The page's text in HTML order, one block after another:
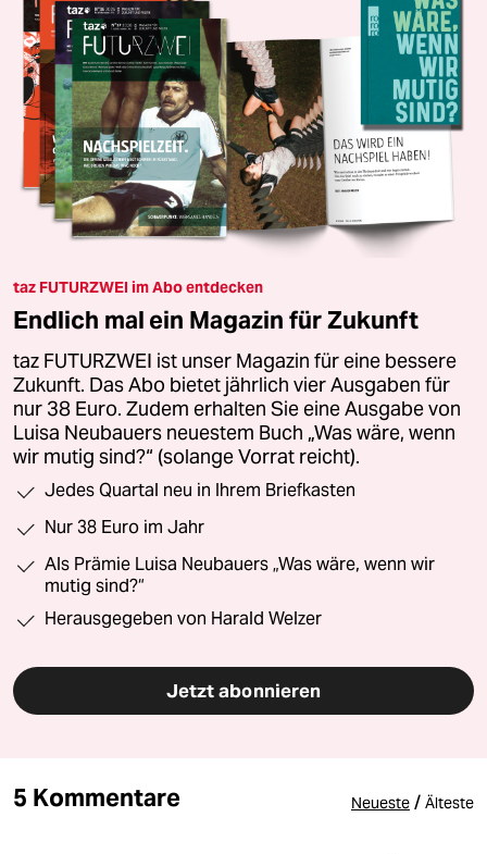
taz FUTURZWEI im Abo entdecken
Endlich mal ein Magazin für Zukunft
taz FUTURZWEI ist unser Magazin für eine bessere
Zukunft. Das Abo bietet jährlich vier Ausgaben für
nur 38 Euro. Zudem erhalten Sie eine Ausgabe von
Luisa Neubauers neuestem Buch „Was wäre, wenn
wir mutig sind?“ (solange Vorrat reicht).
Jedes Quartal neu in Ihrem Briefkasten
Nur 38 Euro im Jahr
Als Prämie Luisa Neubauers „Was wäre, wenn wir
mutig sind?“
Herausgegeben von Harald Welzer
Jetzt abonnieren
5 Kommentare Neueste / Älteste